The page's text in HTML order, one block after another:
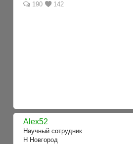
190
142
Alex52
Научный сотрудник
Н Новгород